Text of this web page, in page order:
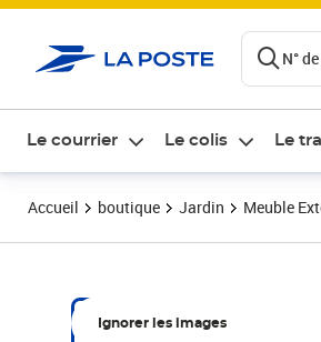
N°
Le courrier Le colis Le
Accueil boutique Jardin Meuble
Ignorer les images